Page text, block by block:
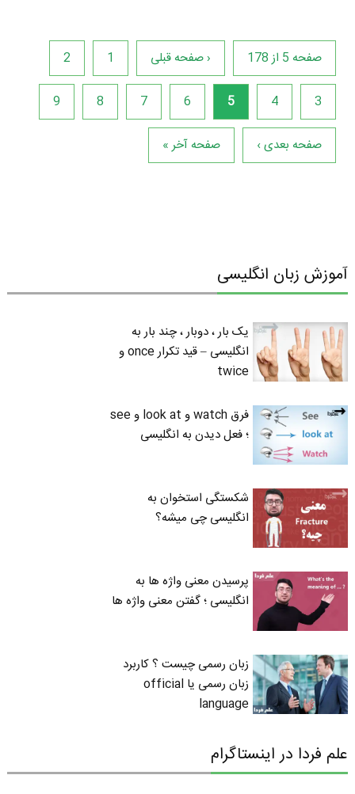
صفحه 5 از 178 ‹ صفحه قبلی 1
2
3
4
5
6
7
8
9
صفحه بعدی › صفحه آخر »
آموزش زبان انگلیسی
یک بار ، دوبار ، چند بار به
انگلیسی – قید تکرار once و
twice
فرق watch و look at و see
؛ فعل دیدن به انگلیسی
شکستگی استخوان به
انگلیسی چی میشه؟
پرسیدن معنی واژه ها به
انگلیسی ؛ گفتن معنی واژه ها
زبان رسمی چیست ؟ کاربرد
زبان رسمی یا official
language
علم فردا در اینستاگرام